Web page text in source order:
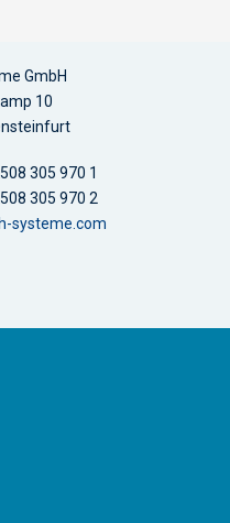
GmbH
10
305 970 1
305 970 2
systeme.com